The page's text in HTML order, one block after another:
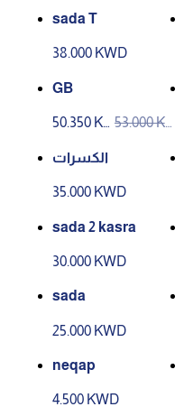
sada T
38.000 KWD
GB
50.350 K
53.000 K
الكسرات
35.000 KWD
sada 2 kasra
30.000 KWD
sada
25.000 KWD
neqap
4.500 KWD